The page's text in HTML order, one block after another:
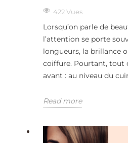
422 Vues
Lorsqu’on parle de
l’attention se porte
longueurs, la brillance
coiffure. Pourtant, tout
avant : au niveau du
Read more